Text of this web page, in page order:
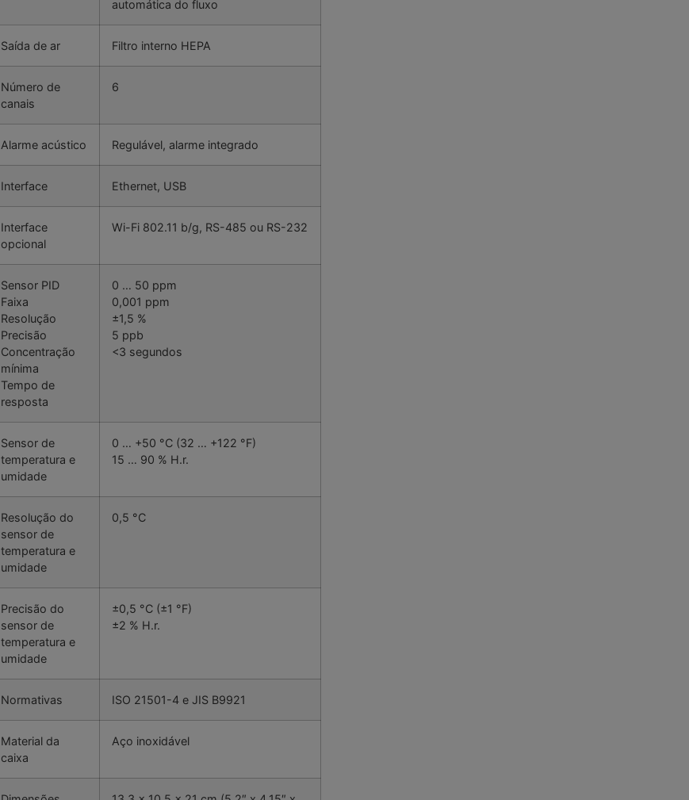
automática do fluxo
Saída de ar Filtro interno HEPA
Número de
canais
6
Alarme acústico Regulável, alarme integrado
Interface Ethernet, USB
Interface
opcional
Wi-Fi 802.11 b/g, RS-485 ou RS-232
Sensor PID
Faixa
Resolução
Precisão
Concentração
mínima
Tempo de
resposta
0 … 50 ppm
0,001 ppm
±1,5 %
5 ppb
<3 segundos
Sensor de
temperatura e
umidade
0 … +50 °C (32 … +122 °F)
15 … 90 % H.r.
Resolução do
sensor de
temperatura e
umidade
0,5 °C
Precisão do
sensor de
temperatura e
umidade
±0,5 °C (±1 °F)
±2 % H.r.
Normativas ISO 21501-4 e JIS B9921
Material da
caixa
Aço inoxidável